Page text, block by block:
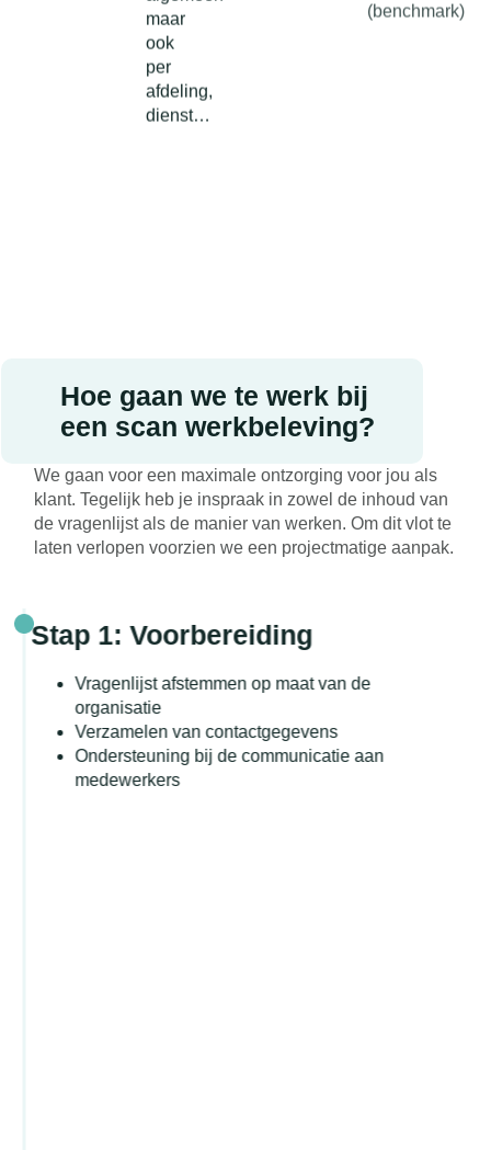
ook
per
afdeling,
dienst…
Hoe gaan we te werk bij
een scan werkbeleving?
We gaan voor een maximale ontzorging voor jou als
klant. Tegelijk heb je inspraak in zowel de inhoud van
de vragenlijst als de manier van werken. Om dit vlot te
laten verlopen voorzien we een projectmatige aanpak.
Stap 1: Voorbereiding
Vragenlijst afstemmen op maat van de
organisatie
Verzamelen van contactgegevens
Ondersteuning bij de communicatie aan
medewerkers